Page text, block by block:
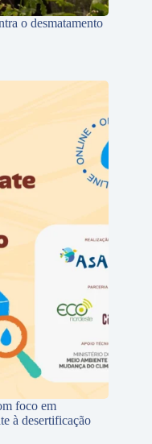
o desmatamento
foco em
à desertificação